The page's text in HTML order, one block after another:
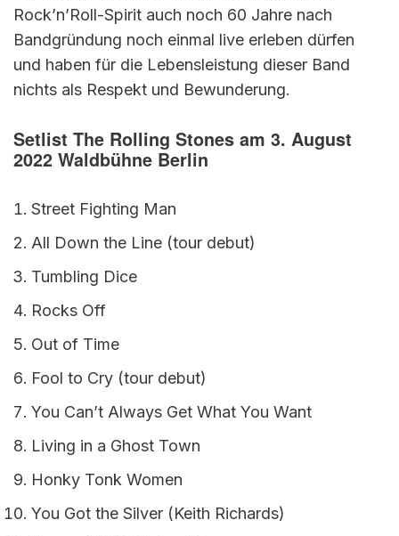
Rock’n’Roll-Spirit auch noch 60 Jahre nach
Bandgründung noch einmal live erleben dürfen
und haben für die Lebensleistung dieser Band
nichts als Respekt und Bewunderung.
Setlist The Rolling Stones am 3. August
2022 Waldbühne Berlin
Street Fighting Man
All Down the Line (tour debut)
Tumbling Dice
Rocks Off
Out of Time
Fool to Cry (tour debut)
You Can’t Always Get What You Want
Living in a Ghost Town
Honky Tonk Women
You Got the Silver (Keith Richards)